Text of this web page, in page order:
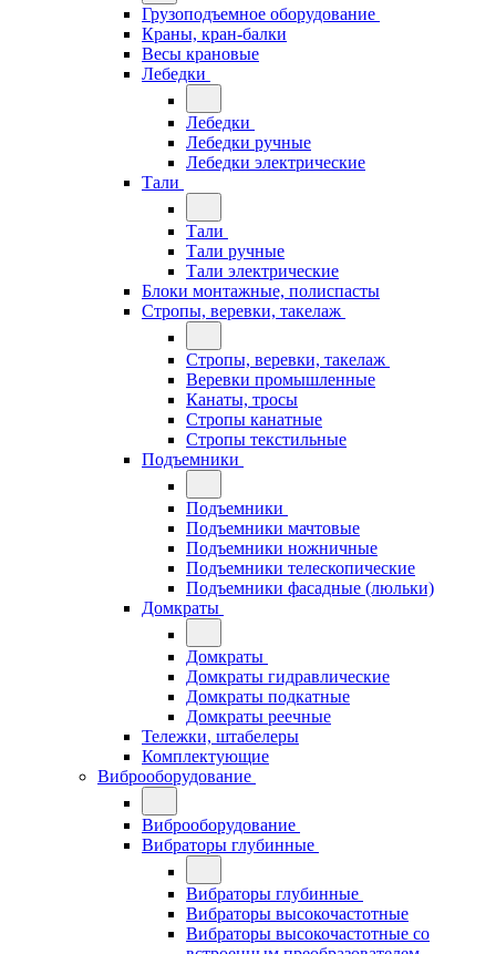
Грузоподъемное оборудование
Краны, кран-балки
Весы крановые
Лебедки
Лебедки
Лебедки ручные
Лебедки электрические
Тали
Тали
Тали ручные
Тали электрические
Блоки монтажные, полиспасты
Стропы, веревки, такелаж
Стропы, веревки, такелаж
Веревки промышленные
Канаты, тросы
Стропы канатные
Стропы текстильные
Подъемники
Подъемники
Подъемники мачтовые
Подъемники ножничные
Подъемники телескопические
Подъемники фасадные (люльки)
Домкраты
Домкраты
Домкраты гидравлические
Домкраты подкатные
Домкраты реечные
Тележки, штабелеры
Комплектующие
Виброоборудование
Виброоборудование
Вибраторы глубинные
Вибраторы глубинные
Вибраторы высокочастотные
Вибраторы высокочастотные со